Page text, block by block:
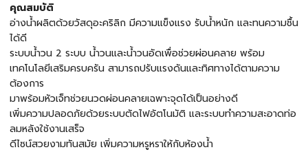
คุณสมบัติ
อ่างน้ำผลิตด้วยวัสดุอะคริลิก มีความแข็งแรง รับน้ำหนัก และทนความชื้น
ได้ดี
ระบบน้ำวน 2 ระบบ น้ำวนและน้ำวนอัดเพื่อช่วยผ่อนคลาย พร้อม
เทคโนโลยีเสริมครบครัน สามารถปรับแรงดันและทิศทางได้ตามความ
ต้องการ
มาพร้อมหัวเจ็ทช่วยนวดผ่อนคลายเฉพาะจุดได้เป็นอย่างดี
เพิ่มความปลอดภัยด้วยระบบตัดไฟอัตโนมัติ และระบบทำความสะอาดท่อ
ลมหลังใช้งานเสร็จ
ดีไซน์สวยงามทันสมัย เพิ่มความหรูหราให้กับห้องน้ำ